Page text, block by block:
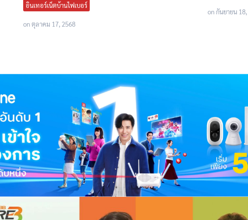
อินเทอร์เน็ตบ้านไฟเบอร์
onตุลาคม 17, 2568
onกันยายน